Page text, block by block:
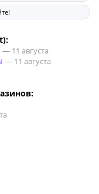
— 11 августа
— 11 августа